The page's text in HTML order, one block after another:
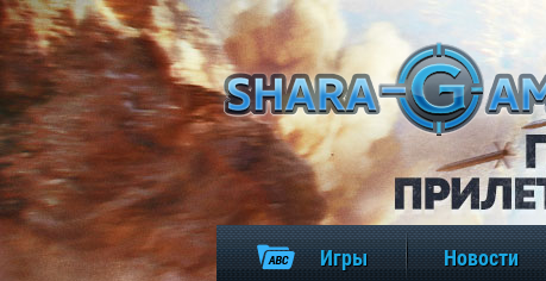
Игры Новости